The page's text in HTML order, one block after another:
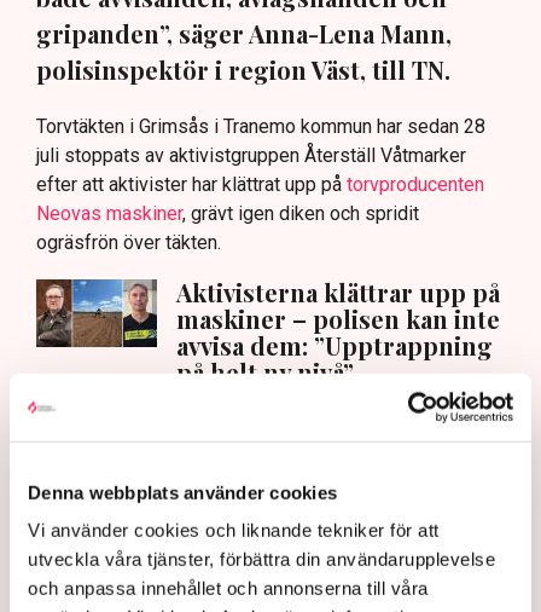
Denna webbplats använder cookies
Vi använder cookies och liknande tekniker för att
utveckla våra tjänster, förbättra din användarupplevelse
och anpassa innehållet och annonserna till våra
gripanden”, säger Anna-Lena Mann,
polisinspektör i region Väst, till TN.
Torvtäkten i Grimsås i Tranemo kommun har sedan 28
juli stoppats av aktivistgruppen Återställ Våtmarker
efter att aktivister har klättrat upp på torvproducenten
Neovas maskiner, grävt igen diken och spridit
ogräsfrön över täkten.
Aktivisterna klättrar upp på
maskiner – polisen kan inte
avvisa dem: ”Upptrappning
på helt ny nivå”
Torvtäkten i Grimsås har stoppats av aktivister
sedan 28 juli.
Polisen kritiseras för bristande agerande vid
aktionerna.